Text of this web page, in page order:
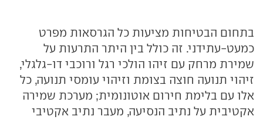
בתחום הבטיחות מציעות כל הגרסאות מפרט
כמעט-עתידני. זה כולל בין היתר התרעות על
שמירת מרחק עם זיהו הולכי רגל ורוכבי דו-גלגלי,
זיהוי תנועה חוצה בצומת וזיהוי עומסי תנועה, כל
אלו עם בלימת חירום אוטונומית; מערכת שמירה
אקטיבית על נתיב הנסיעה, מעבר נתיב אקטיבי